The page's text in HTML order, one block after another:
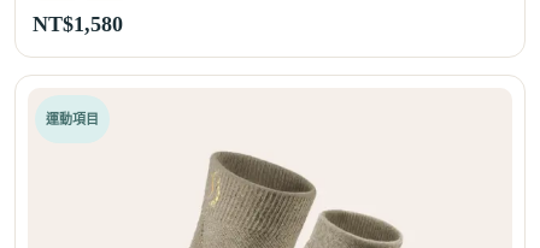
NT$1,580
運動項目